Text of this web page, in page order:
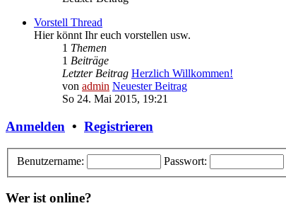
Vorstell Thread
Hier könnt Ihr euch vorstellen usw.
1 Themen
1 Beiträge
Letzter Beitrag Herzlich Willkommen!
von admin Neuester Beitrag
So 24. Mai 2015, 19:21
Anmelden • Registrieren
Benutzername: Passwort:
Wer ist online?